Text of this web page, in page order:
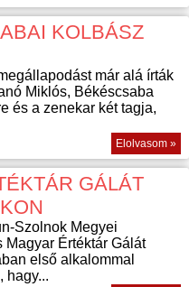
KOLBÁSZ
már alá írták
Miklós, Békéscsaba
és a zenekar két tagja,
Elolvasom »
GÁLÁT
Szolnok Megyei
Magyar Értéktár Gálát
első alkalommal
hagy...